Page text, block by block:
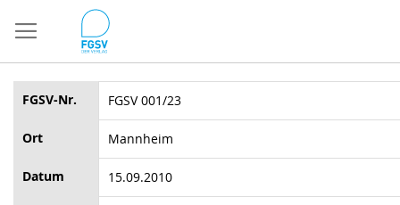
zum
Inhalt
FGSV-Nr. FGSV 001/23
Ort Mannheim
Datum 15.09.2010